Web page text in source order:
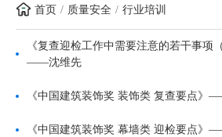
首页 质量安全 行业培训
《复查迎检工作中需要注意的若干事项
——沈维先
《中国建筑装饰奖 装饰类 复查要点》
《中国建筑装饰奖 幕墙类 迎检要点》